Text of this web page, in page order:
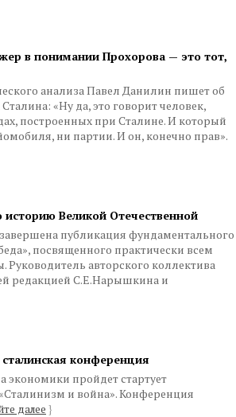
в понимании Прохорова — это тот,
анализа Павел Данилин пишет об
«Ну да, это говорит человек,
построенных при Сталине. И который
ни партии. И он, конечно прав».
Великой Отечественной
публикация фундаментального
посвященного практически всем
авторского коллектива
редакцией С.Е.Нарышкина и
конференция
пройдет стартует
и война». Конференция
далее }